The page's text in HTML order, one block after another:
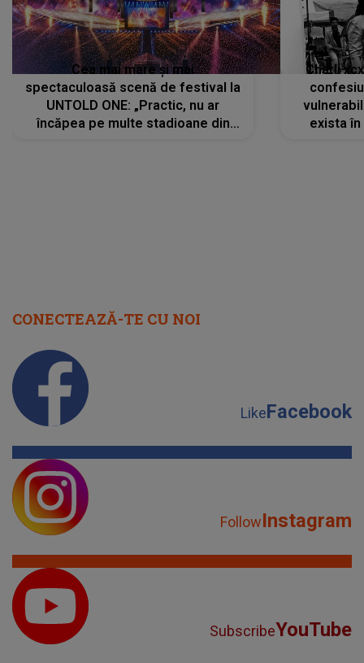
Cea mai mare și mai
spectaculoasă scenă de festival la
UNTOLD ONE: „Practic, nu ar
încăpea pe multe stadioane din
Charli
exista
CONECTEAZĂ-TE CU NOI
LikeFacebook
FollowInstagram
SubscribeYouTube